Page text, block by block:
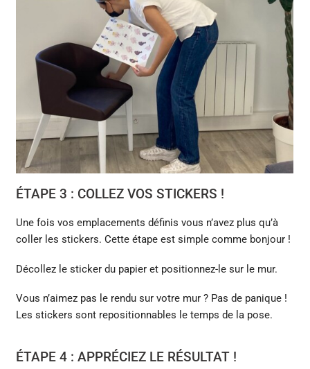
ÉTAPE 3 : COLLEZ VOS STICKERS !
Une fois vos emplacements définis vous n’avez plus qu’à
coller les stickers. Cette étape est simple comme bonjour !
Décollez le sticker du papier et positionnez-le sur le mur.
Vous n’aimez pas le rendu sur votre mur ? Pas de panique !
Les stickers sont repositionnables le temps de la pose.
ÉTAPE 4 : APPRÉCIEZ LE RÉSULTAT !